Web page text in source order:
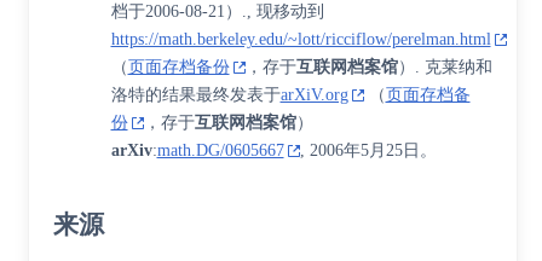
档于2006-08-21）.
, 现移动到
https://math.berkeley.edu/~lott/ricciflow/perelman.html
（页面存档备份 ，存于互联网档案馆）. 克莱纳和
洛特的结果最终发表于arXiV.org （页面存档备
份
，存于互联网档案馆）
arXiv:math.DG/0605667 , 2006年5月25日。
来源